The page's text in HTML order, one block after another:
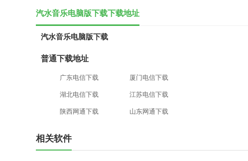
汽水音乐电脑版下载下载地址
汽水音乐电脑版下载
普通下载地址
广东电信下载 厦门电信下载
湖北电信下载 江苏电信下载
陕西网通下载 山东网通下载
相关软件